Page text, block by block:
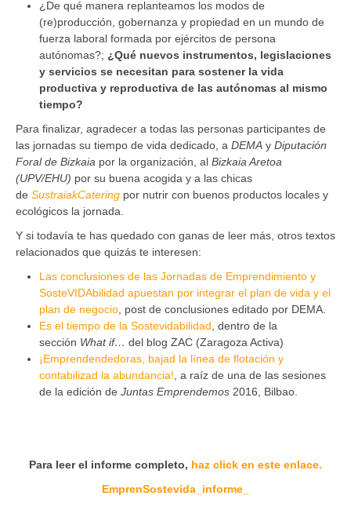
¿De qué manera replanteamos los modos de
(re)producción, gobernanza y propiedad en un mundo de
fuerza laboral formada por ejércitos de persona
autónomas?; ¿Qué nuevos instrumentos, legislaciones
y servicios se necesitan para sostener la vida
productiva y reproductiva de las autónomas al mismo
tiempo?
Para finalizar, agradecer a todas las personas participantes de
las jornadas su tiempo de vida dedicado, a DEMA y Diputación
Foral de Bizkaia por la organización, al Bizkaia Aretoa
(UPV/EHU) por su buena acogida y a las chicas
de SustraiakCatering por nutrir con buenos productos locales y
ecológicos la jornada.
Y si todavía te has quedado con ganas de leer más, otros textos
relacionados que quizás te interesen:
Las conclusiones de las Jornadas de Emprendimiento y
SosteVIDAbilidad apuestan por integrar el plan de vida y el
plan de negocio , post de conclusiones editado por DEMA.
Es el tiempo de la Sostevidabilidad , dentro de la
sección What if… del blog ZAC (Zaragoza Activa)
¡Emprendendedoras, bajad la línea de flotación y
contabilizad la abundancia! , a raíz de una de las sesiones
de la edición de Juntas Emprendemos 2016, Bilbao.
Para leer el informe completo, haz click en este enlace.
EmprenSostevida_informe_